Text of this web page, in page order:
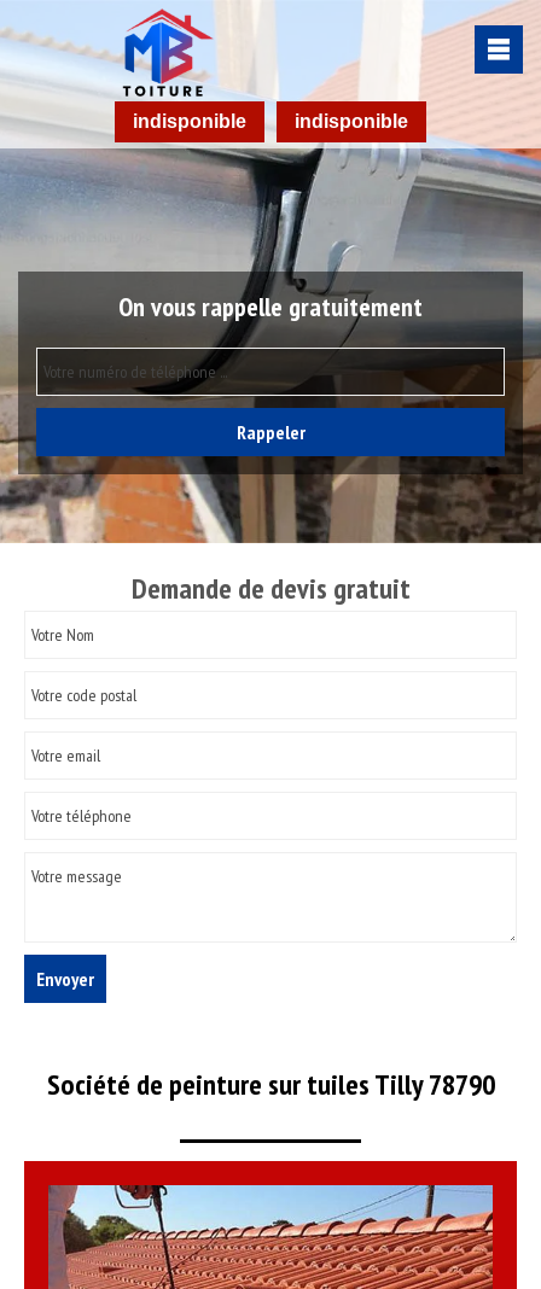
indisponible indisponible
On vous rappelle gratuitement
Demande de devis gratuit
Société de peinture sur tuiles Tilly 78790